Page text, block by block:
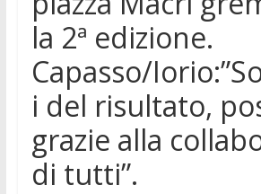
la 2ª edizione.
Capasso/
i del risultato,
grazie alla
di tutti”.